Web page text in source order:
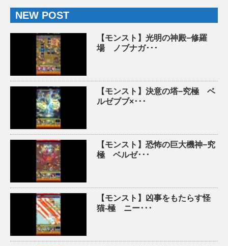
NEW POST
【モンスト】光明の神殿−修羅
場 ノブナガ･･･
【モンスト】決意の塔−究極 ベ
ルゼブブ×･･･
【モンスト】恐怖の巨大機神−究
極 ベルゼ･･･
【モンスト】凶事をもたらす怪
猫-極 ニー･･･